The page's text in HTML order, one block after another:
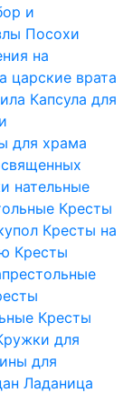
и
Посохи
на
царские врата
Капсула для
для храма
нательные
Кресты
Кресты на
Кресты
Кресты
для
для
Ладаница